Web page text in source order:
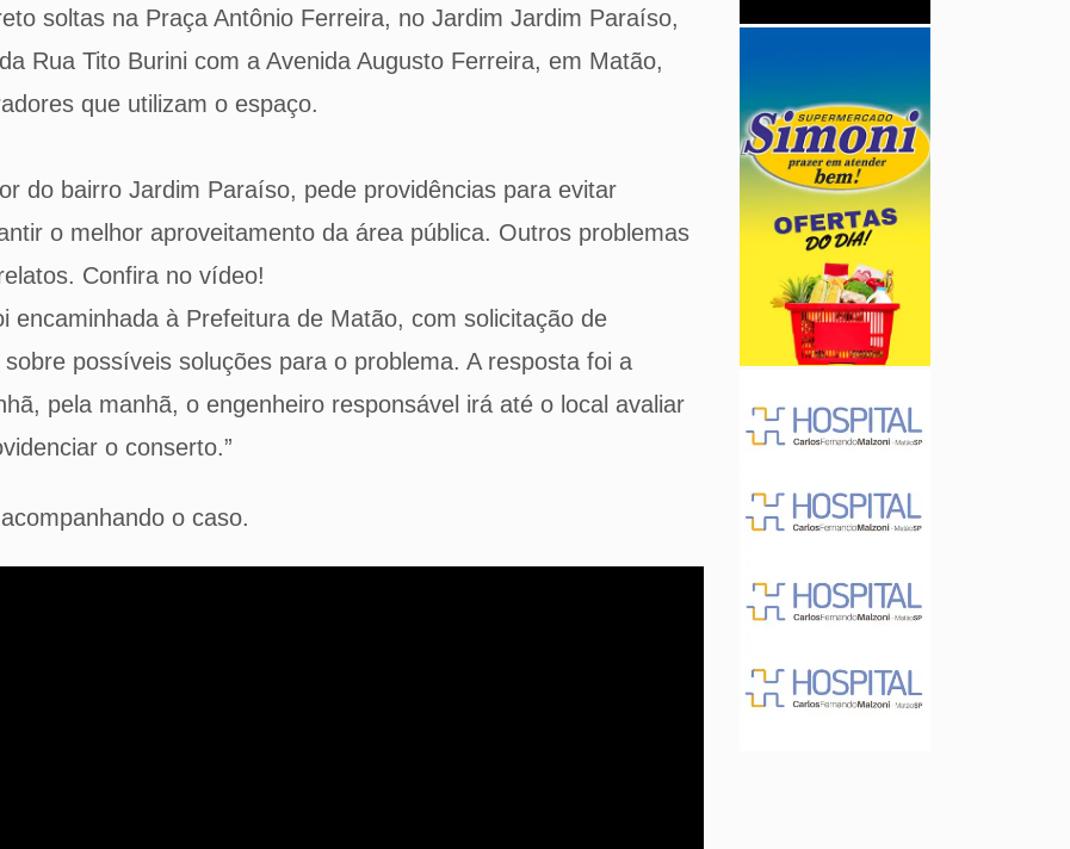
soltas na Praça Antônio Ferreira, no Jardim Jardim Paraíso,
Rua Tito Burini com a Avenida Augusto Ferreira, em Matão,
que utilizam o espaço.
do bairro Jardim Paraíso, pede providências para evitar
o melhor aproveitamento da área pública. Outros problemas
Confira no vídeo!
encaminhada à Prefeitura de Matão, com solicitação de
possíveis soluções para o problema. A resposta foi a
pela manhã, o engenheiro responsável irá até o local avaliar
o conserto.”
o caso.